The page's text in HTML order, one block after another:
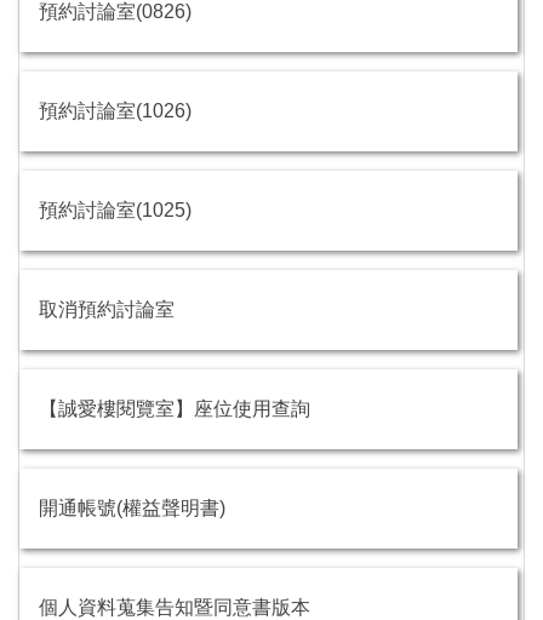
預約討論室(0826)
預約討論室(1026)
預約討論室(1025)
取消預約討論室
【誠愛樓閱覽室】座位使用查詢
開通帳號(權益聲明書)
個人資料蒐集告知暨同意書版本